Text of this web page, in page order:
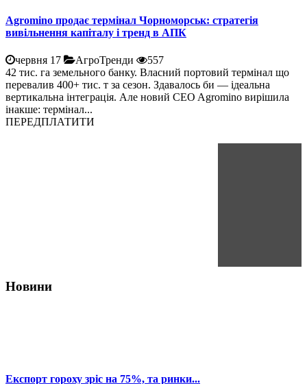
Agromino продає термінал Чорноморськ: стратегія
вивільнення капіталу і тренд в АПК
червня 17 АгроТренди
557
42 тис. га земельного банку. Власний портовий термінал що
перевалив 400+ тис. т за сезон. Здавалось би — ідеальна
вертикальна інтеграція. Але новий CEO Agromino вирішила
інакше: термінал...
ПЕРЕДПЛАТИТИ
Новини
Експорт гороху зріс на 75%, та ринки...